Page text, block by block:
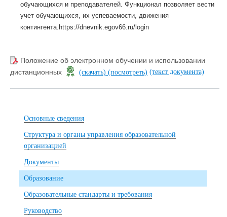
обучающихся и преподавателей. Функционал позволяет вести
учет обучающихся, их успеваемости, движения
контингента. https://dnevnik.egov66.ru/login
Положение об электронном обучении и использовании
дистанционных
(скачать) (посмотреть) (текст документа)
Основные сведения
Структура и органы управления образовательной
организацией
Документы
Образование
Образовательные стандарты и требования
Руководство